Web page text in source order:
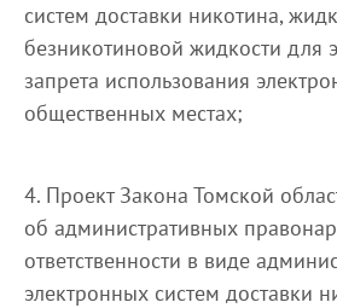
систем доставки никотина,
безникотиновой жидкости для
запрета использования
общественных местах;
4. Проект Закона Томской
об административных
ответственности в виде
электронных систем доставки